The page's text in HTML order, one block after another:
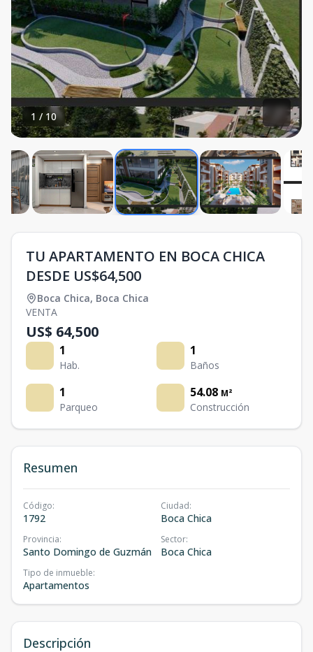
1 / 10
TU APARTAMENTO EN BOCA CHICA
DESDE US$64,500
Boca Chica, Boca Chica
VENTA
US$ 64,500
1
Hab.
1
Baños
1
Parqueo
54.08 M²
Construcción
Resumen
Código:
1792
Ciudad:
Boca Chica
Provincia:
Santo Domingo de Guzmán
Sector:
Boca Chica
Tipo de inmueble:
Apartamentos
Descripción